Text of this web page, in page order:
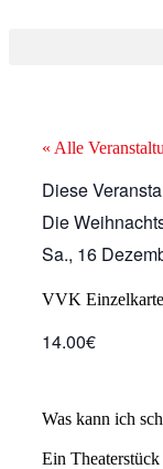
« Alle
Diese
Die
Sa., 16
VVK
14.00€
Was kann ich
Ein